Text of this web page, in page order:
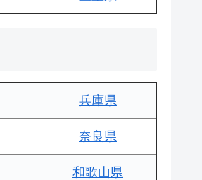
兵庫県
奈良県
和歌山県